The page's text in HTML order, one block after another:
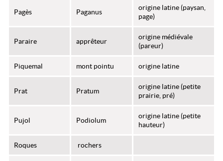
Pagès Paganus
origine latine (paysan,
page)
Paraire apprêteur
origine médiévale
(pareur)
Piquemal mont pointu origine latine
Prat Pratum
origine latine (petite
prairie, pré)
Pujol Podiolum
origine latine (petite
hauteur)
Roques rochers